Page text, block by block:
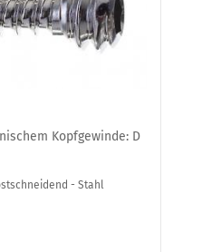
Kopfgewinde: D
- Stahl